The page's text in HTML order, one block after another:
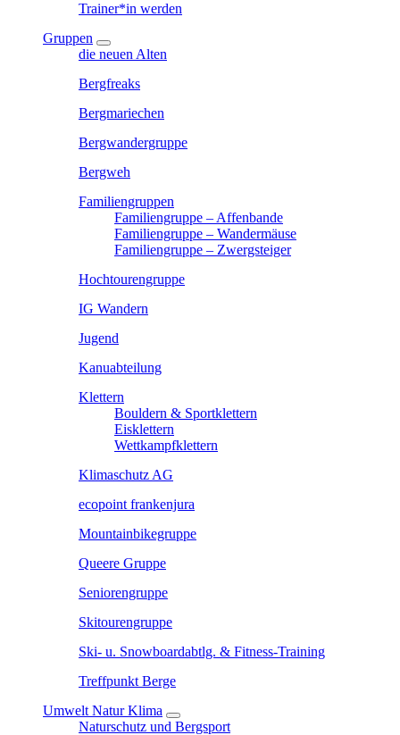
Trainer*in werden
Gruppen
die neuen Alten
Bergfreaks
Bergmariechen
Bergwandergruppe
Bergweh
Familiengruppen
Familiengruppe – Affenbande
Familiengruppe – Wandermäuse
Familiengruppe – Zwergsteiger
Hochtourengruppe
IG Wandern
Jugend
Kanuabteilung
Klettern
Bouldern & Sportklettern
Eisklettern
Wettkampfklettern
Klimaschutz AG
ecopoint frankenjura
Mountainbikegruppe
Queere Gruppe
Seniorengruppe
Skitourengruppe
Ski- u. Snowboardabtlg. & Fitness-Training
Treffpunkt Berge
Umwelt Natur Klima
Naturschutz und Bergsport